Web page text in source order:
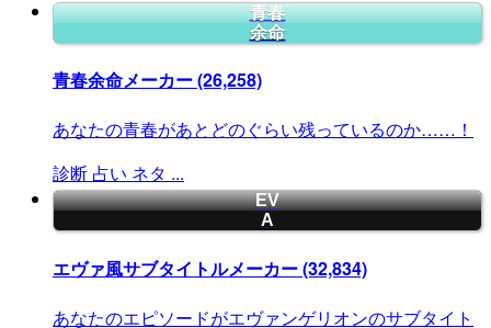
青春
余命
青春余命メーカー(26,258)
あなたの青春があとどのぐらい残っているのか……！
診断 占い ネタ ...
EV
A
エヴァ風サブタイトルメーカー(32,834)
あなたのエピソードがエヴァンゲリオンのサブタイト